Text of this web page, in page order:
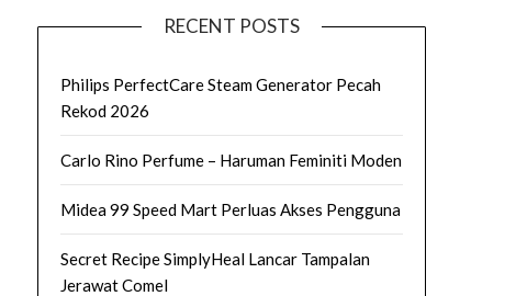
RECENT POSTS
Philips PerfectCare Steam Generator Pecah
Rekod 2026
Carlo Rino Perfume – Haruman Feminiti Moden
Midea 99 Speed Mart Perluas Akses Pengguna
Secret Recipe SimplyHeal Lancar Tampalan
Jerawat Comel